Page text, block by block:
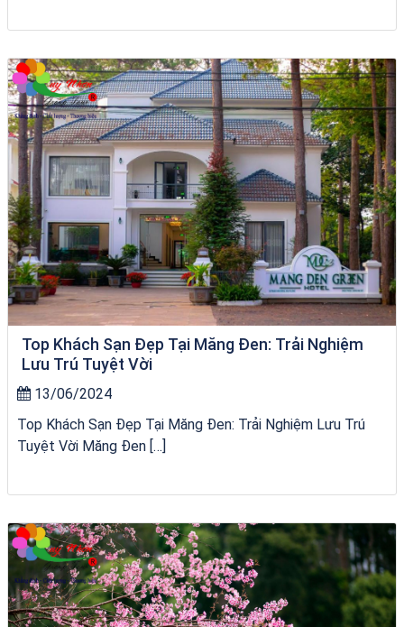
Homestay Đẹp Tại Măng Đen
Top Khách Sạn Đẹp Tại Măng Đen: Trải Nghiệm
Lưu Trú Tuyệt Vời
13/06/2024
Top Khách Sạn Đẹp Tại Măng Đen: Trải Nghiệm Lưu Trú
Tuyệt Vời Măng Đen […]
Homestay Đẹp Tại Măng Đen